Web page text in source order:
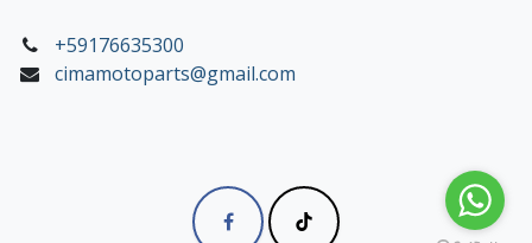
+59176635300
cimamotoparts@gmail.com